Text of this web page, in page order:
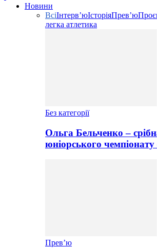
Новини
ВсіІнтерв’юІсторіяПрев’ю
легка атлетика
Без категорії
Ольга Бельченко –
юніорського чемпіонату
Прев’ю